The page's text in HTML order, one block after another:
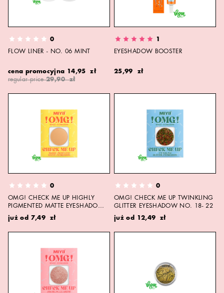
0
FLOW LINER - NO. 06 MINT
cena promocyjna 14,95 zł
regular price 29,90 zł
1
EYESHADOW BOOSTER
25,99 zł
0
OMG! CHECK ME UP HIGHLY
PIGMENTED MATTE EYESHADOW
NO. 01- 17
już od 7,49 zł
0
OMG! CHECK ME UP TWINKLING
GLITTER EYESHADOW NO. 18- 22
już od
12,49 zł